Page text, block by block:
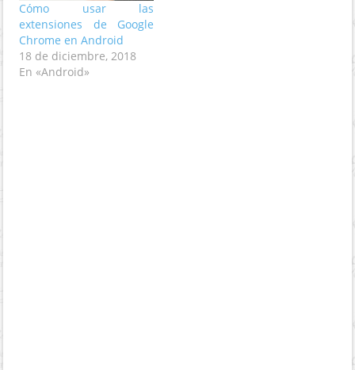
Cómo usar las
extensiones de Google
Chrome en Android
18 de diciembre, 2018
En «Android»